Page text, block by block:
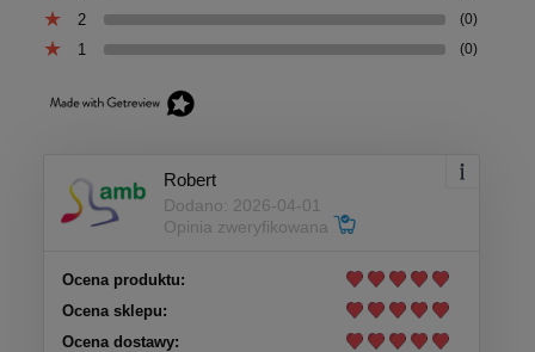
2 (0)
1 (0)
Robert
Dodano: 2026-04-01
Opinia zweryfikowana
Ocena produktu:
Ocena sklepu:
Ocena dostawy: